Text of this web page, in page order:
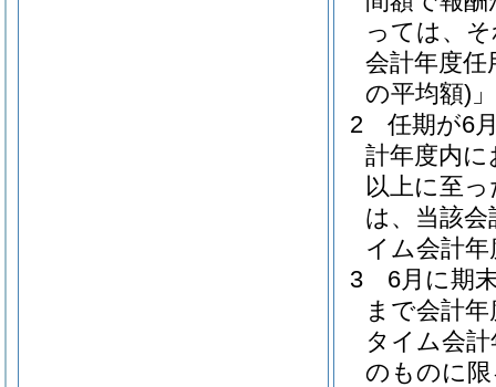
っては、
会計年度
の平均額)
2
任期が6
計年度内
以上に至
は、当該
イム会計
3
6月に期
まで会計
タイム会
のものに